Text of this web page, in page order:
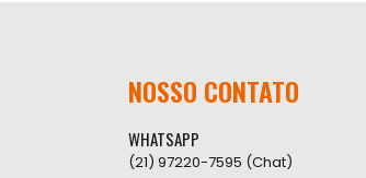
NOSSO CONTATO
WHATSAPP
(21) 97220-7595 (Chat)